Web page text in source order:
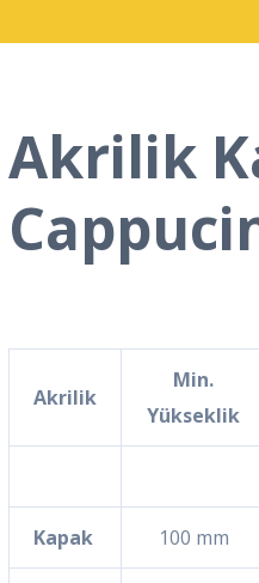
Akrilik
Akrilik
Min.
Yükseklik
Kapak 100 mm